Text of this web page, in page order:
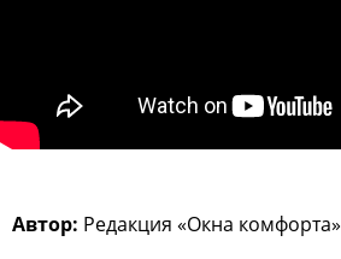
Автор: Редакция «Окна комфорта»